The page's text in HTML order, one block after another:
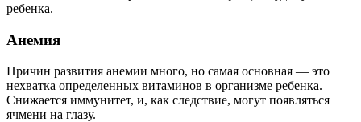
ребенка.
Анемия
Причин развития анемии много, но самая основная — это
нехватка определенных витаминов в организме ребенка.
Снижается иммунитет, и, как следствие, могут появляться
ячмени на глазу.